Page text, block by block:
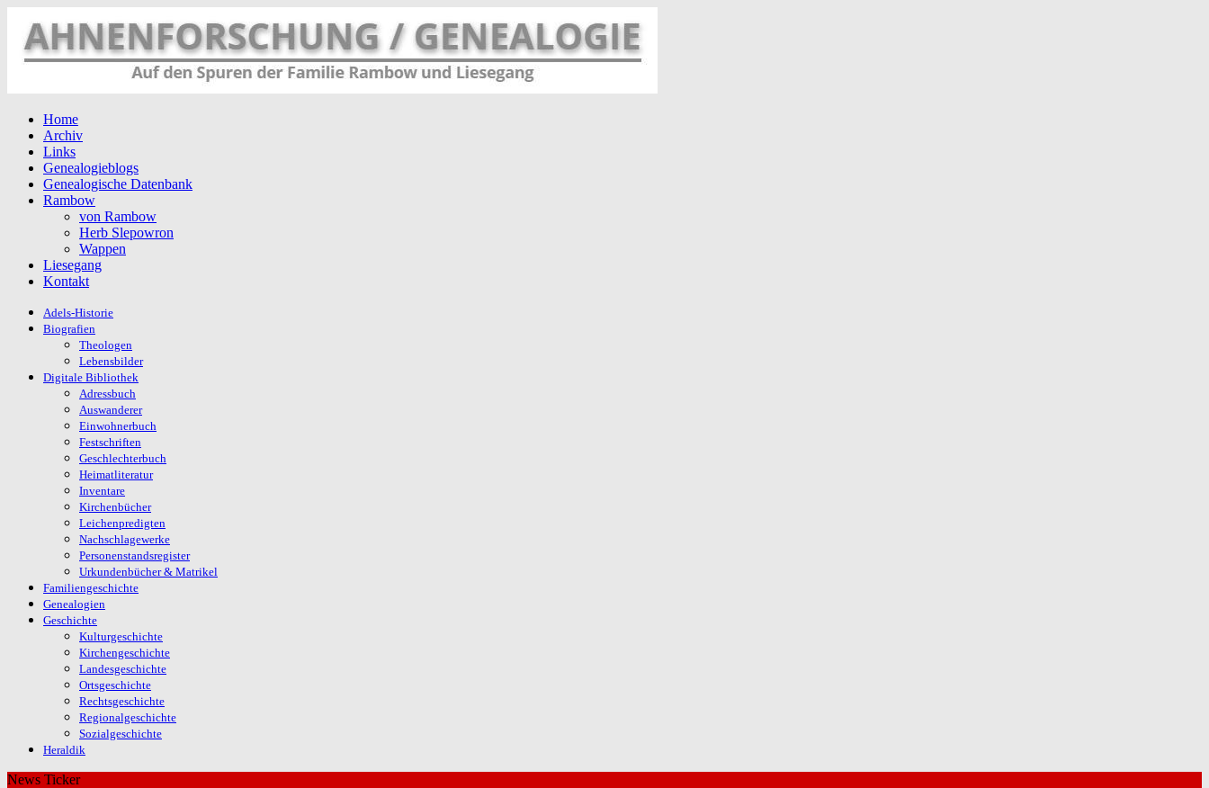
Home
Archiv
Links
Genealogieblogs
Genealogische Datenbank
Rambow
von Rambow
Herb Slepowron
Wappen
Liesegang
Kontakt
Adels-Historie
Biografien
Theologen
Lebensbilder
Digitale Bibliothek
Adressbuch
Auswanderer
Einwohnerbuch
Festschriften
Geschlechterbuch
Heimatliteratur
Inventare
Kirchenbücher
Leichenpredigten
Nachschlagewerke
Personenstandsregister
Urkundenbücher & Matrikel
Familiengeschichte
Genealogien
Geschichte
Kulturgeschichte
Kirchengeschichte
Landesgeschichte
Ortsgeschichte
Rechtsgeschichte
Regionalgeschichte
Sozialgeschichte
Heraldik
News Ticker